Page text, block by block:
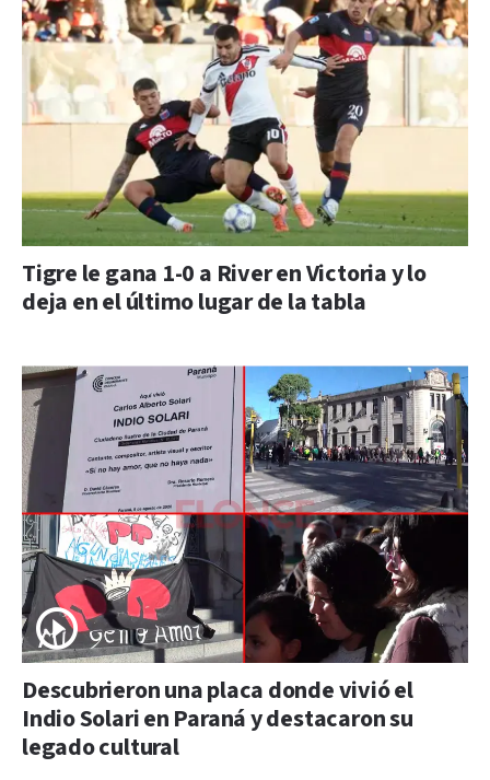
Tigre le gana 1-0 a River en Victoria y lo
deja en el último lugar de la tabla
Descubrieron una placa donde vivió el
Indio Solari en Paraná y destacaron su
legado cultural